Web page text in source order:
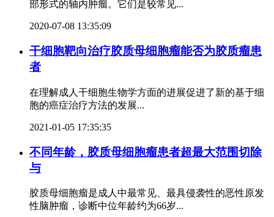
部形式的轴内肿瘤。它们是较常见...
2020-07-08 13:35:09
干细胞靶向治疗胶质母细胞瘤能否为胶质瘤患
者
在理解成人干细胞生物学方面的进展促进了新的基于细
胞的癌症治疗方法的发展...
2021-01-05 17:35:35
不同年龄，胶质母细胞瘤患者超最大范围切除
与
胶质母细胞瘤是成人中最常见、最具侵袭性的恶性原发
性脑肿瘤，诊断中位年龄约为66岁...